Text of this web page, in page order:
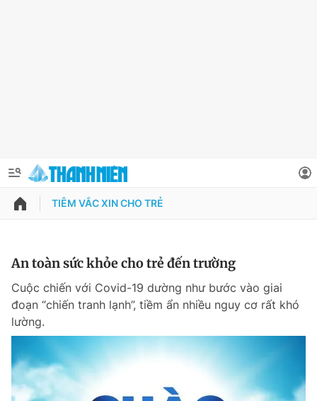
QUẢNG CÁO
Chuyên mục
Chuyên mục khác
Chào ngày mới Tin 24h
Thông tin tài khoản
Đổi mật khẩu
Tin đã xem
TIÊM VẮC XIN CHO TRẺ
An toàn sức khỏe cho trẻ đến trường
Cuộc chiến với Covid-19 dường như bước vào giai
đoạn “chiến tranh lạnh”, tiềm ẩn nhiều nguy cơ rất khó
lường.